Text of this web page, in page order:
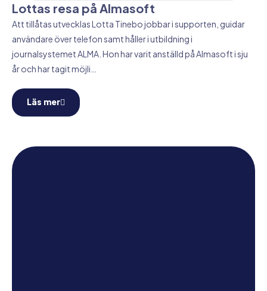
Lottas resa på Almasoft
Att tillåtas utvecklas Lotta Tinebo jobbar i supporten, guidar
användare över telefon samt håller i utbildning i
journalsystemet ALMA. Hon har varit anställd på Almasoft i sju
år och har tagit möjli…
Läs mer